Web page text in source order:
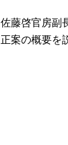
佐藤啓官房副
正案の概要を